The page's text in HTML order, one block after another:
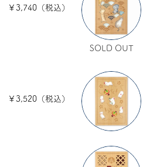
SOLD OUT
￥3,740（税込）
￥3,520（税込）